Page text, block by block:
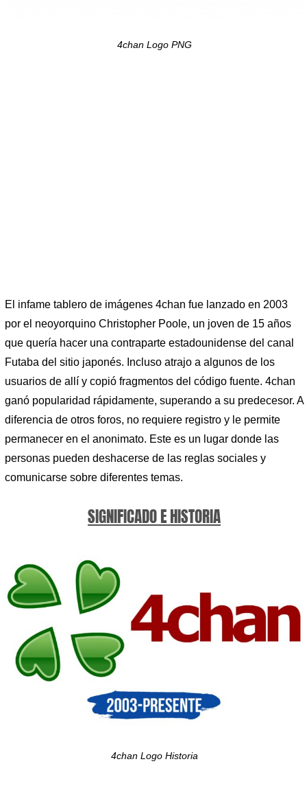
4chan Logo PNG
El infame tablero de imágenes 4chan fue lanzado en 2003
por el neoyorquino Christopher Poole, un joven de 15 años
que quería hacer una contraparte estadounidense del canal
Futaba del sitio japonés. Incluso atrajo a algunos de los
usuarios de allí y copió fragmentos del código fuente. 4chan
ganó popularidad rápidamente, superando a su predecesor. A
diferencia de otros foros, no requiere registro y le permite
permanecer en el anonimato. Este es un lugar donde las
personas pueden deshacerse de las reglas sociales y
comunicarse sobre diferentes temas.
SIGNIFICADO E HISTORIA
4chan Logo Historia